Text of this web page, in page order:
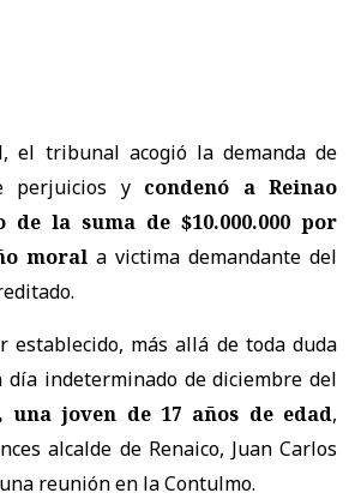
el tribunal acogió la demanda de
perjuicios y condenó a Reinao
la suma de $10.000.000 por
moral a victima demandante del
más allá de toda duda
día indeterminado de diciembre del
una joven de 17 años de edad,
alcalde de Renaico, Juan Carlos
reunión en la Contulmo.